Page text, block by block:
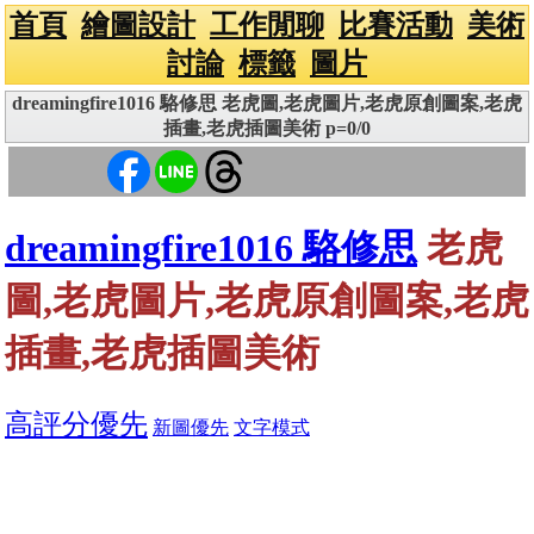
首頁 繪圖設計 工作閒聊 比賽活動 美術
討論 標籤 圖片
dreamingfire1016 駱修思 老虎圖,老虎圖片,老虎原創圖案,老虎
插畫,老虎插圖美術 p=0/0
dreamingfire1016 駱修思 老虎
圖,老虎圖片,老虎原創圖案,老虎
插畫,老虎插圖美術
高評分優先 新圖優先 文字模式